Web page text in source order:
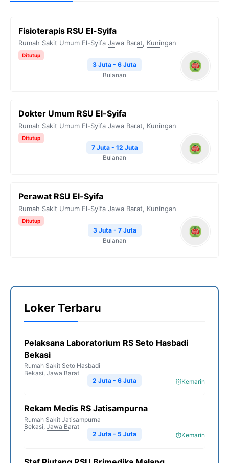
Fisioterapis RSU El-Syifa
Rumah Sakit Umum El-Syifa Jawa Barat, Kuningan
Ditutup
3 Juta - 6 Juta
Bulanan
Dokter Umum RSU El-Syifa
Rumah Sakit Umum El-Syifa Jawa Barat, Kuningan
Ditutup
7 Juta - 12 Juta
Bulanan
Perawat RSU El-Syifa
Rumah Sakit Umum El-Syifa Jawa Barat, Kuningan
Ditutup
3 Juta - 7 Juta
Bulanan
Loker Terbaru
Pelaksana Laboratorium RS Seto Hasbadi
Bekasi
Rumah Sakit Seto Hasbadi
Bekasi, Jawa Barat
Kemarin
2 Juta - 6 Juta
Rekam Medis RS Jatisampurna
Rumah Sakit Jatisampurna
Bekasi, Jawa Barat
Kemarin
2 Juta - 5 Juta